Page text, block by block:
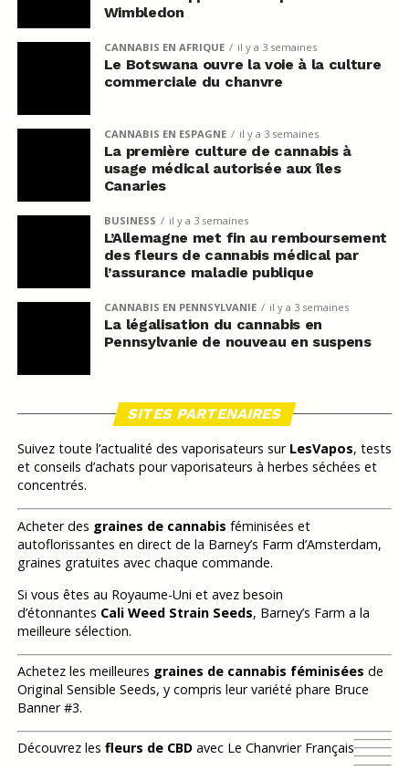
Wimbledon
CANNABIS EN AFRIQUE il y a 3 semaines
Le Botswana ouvre la voie à la culture
commerciale du chanvre
CANNABIS EN ESPAGNE il y a 3 semaines
La première culture de cannabis à
usage médical autorisée aux îles
Canaries
BUSINESS il y a 3 semaines
L’Allemagne met fin au remboursement
des fleurs de cannabis médical par
l’assurance maladie publique
CANNABIS EN PENNSYLVANIE il y a 3 semaines
La légalisation du cannabis en
Pennsylvanie de nouveau en suspens
SITES PARTENAIRES
Suivez toute l’actualité des vaporisateurs sur LesVapos, tests
et conseils d’achats pour vaporisateurs à herbes séchées et
concentrés.
Acheter des graines de cannabis féminisées et
autoflorissantes en direct de la Barney’s Farm d’Amsterdam,
graines gratuites avec chaque commande.
Si vous êtes au Royaume-Uni et avez besoin
d’étonnantes Cali Weed Strain Seeds, Barney’s Farm a la
meilleure sélection.
Achetez les meilleures graines de cannabis féminisées de
Original Sensible Seeds, y compris leur variété phare Bruce
Banner #3.
Découvrez les fleurs de CBDavec Le Chanvrier Français